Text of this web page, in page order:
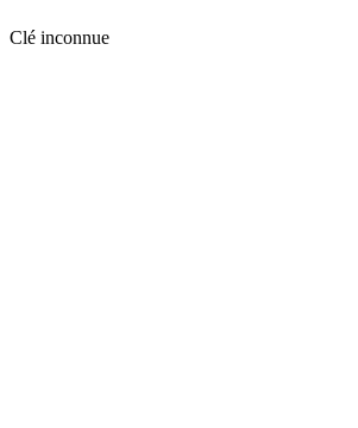
Clé inconnue